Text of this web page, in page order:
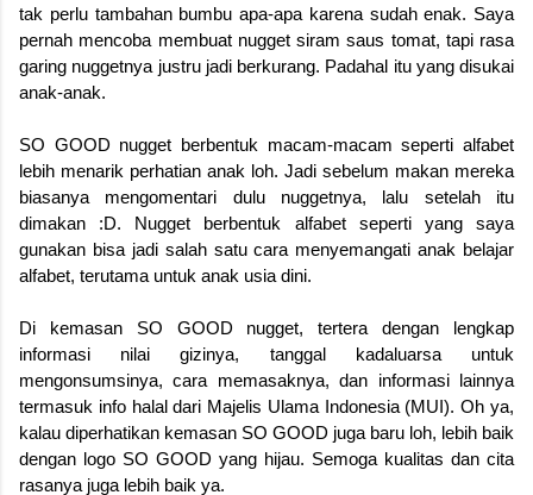
tak perlu tambahan bumbu apa-apa karena sudah enak. Saya
pernah mencoba membuat nugget siram saus tomat, tapi rasa
garing nuggetnya justru jadi berkurang. Padahal itu yang disukai
anak-anak.
SO GOOD nugget berbentuk macam-macam seperti alfabet
lebih menarik perhatian anak loh. Jadi sebelum makan mereka
biasanya mengomentari dulu nuggetnya, lalu setelah itu
dimakan :D. Nugget berbentuk alfabet seperti yang saya
gunakan bisa jadi salah satu cara menyemangati anak belajar
alfabet, terutama untuk anak usia dini.
Di kemasan SO GOOD nugget, tertera dengan lengkap
informasi nilai gizinya, tanggal kadaluarsa untuk
mengonsumsinya, cara memasaknya, dan informasi lainnya
termasuk info halal dari Majelis Ulama Indonesia (MUI). Oh ya,
kalau diperhatikan kemasan SO GOOD juga baru loh, lebih baik
dengan logo SO GOOD yang hijau. Semoga kualitas dan cita
rasanya juga lebih baik ya.